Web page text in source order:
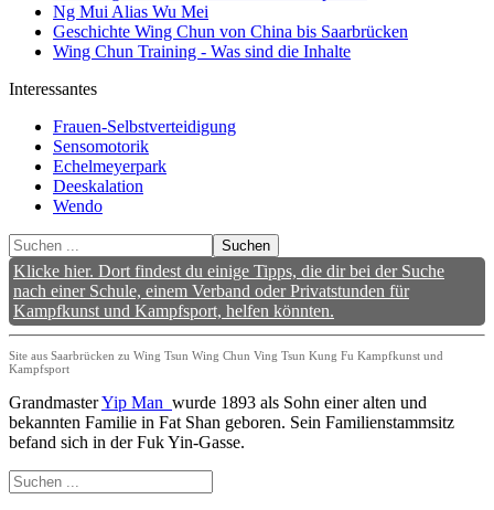
Ng Mui Alias Wu Mei
Geschichte Wing Chun von China bis Saarbrücken
Wing Chun Training - Was sind die Inhalte
Interessantes
Frauen-Selbstverteidigung
Sensomotorik
Echelmeyerpark
Deeskalation
Wendo
Suchen
Klicke hier. Dort findest du einige Tipps, die dir bei der Suche
nach einer Schule, einem Verband oder Privatstunden für
Kampfkunst und Kampfsport, helfen könnten.
Site aus Saarbrücken zu Wing Tsun Wing Chun Ving Tsun Kung Fu Kampfkunst und
Kampfsport
GrandmasterYip Man wurde 1893 als Sohn einer alten und
bekannten Familie in Fat Shan geboren. Sein Familienstammsitz
befand sich in der Fuk Yin-Gasse.